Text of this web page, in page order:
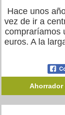
Hace unos
vez de ir a
compraríamos
euros. A la
Ahorrador